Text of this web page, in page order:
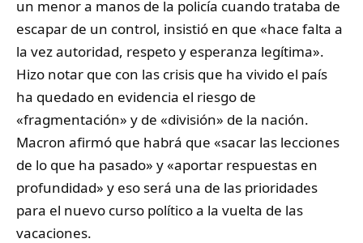
un menor a manos de la policía cuando trataba de
escapar de un control, insistió en que «hace falta a
la vez autoridad, respeto y esperanza legítima».
Hizo notar que con las crisis que ha vivido el país
ha quedado en evidencia el riesgo de
«fragmentación» y de «división» de la nación.
Macron afirmó que habrá que «sacar las lecciones
de lo que ha pasado» y «aportar respuestas en
profundidad» y eso será una de las prioridades
para el nuevo curso político a la vuelta de las
vacaciones.